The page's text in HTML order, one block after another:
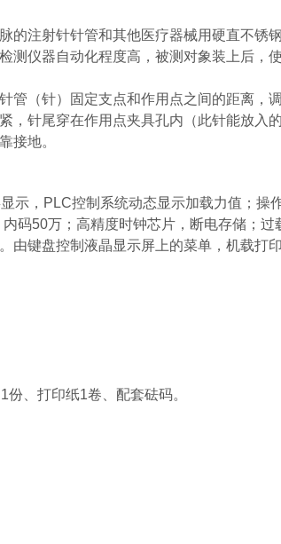
的注射针针管和其他医疗器械用硬直不锈
测仪器自动化程度高，被测对象装上后，
管（针）固定支点和作用点之间的距离，
，针尾穿在作用点夹具孔内（此针能放入
接地。
示，PLC控制系统动态显示加载力值；操
码50万；高精度时钟芯片，断电存储；过
由键盘控制液晶显示屏上的菜单，机载打
、打印纸1卷、配套砝码。